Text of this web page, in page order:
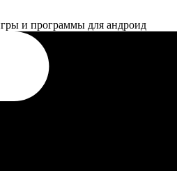
и программы для андроид